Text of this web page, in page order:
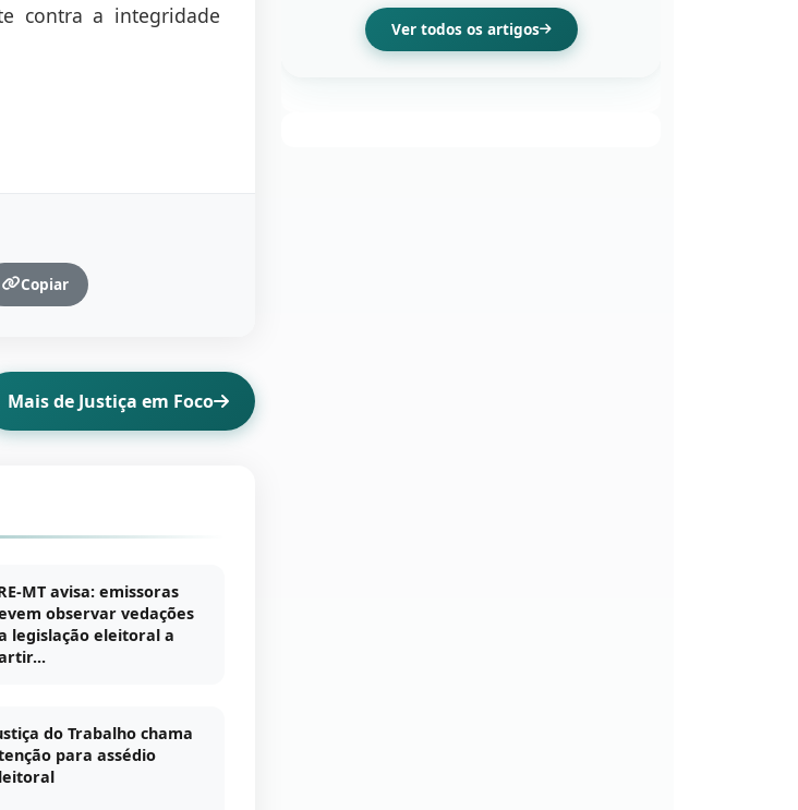
contra a integridade
Copiar
Mais de Justiça em Foco
MT avisa: emissoras
observar vedações
legislação eleitoral a
do Trabalho chama
para assédio
Ver todos os artigos